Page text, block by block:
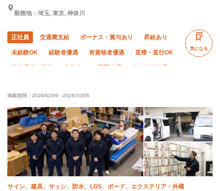
勤務地：埼玉, 東京, 神奈川
正社員 交通費支給 ボーナス・賞与あり 昇給あり
未経験OK 経験者優遇 有資格者優遇 直帰・直行OK
資格取得支援あり 禁煙・分煙
気になる
掲載期間： 2026/02/06 - 2026/10/05
サイン、建具、サッシ、防水、LGS、ボード、エクステリア・外構